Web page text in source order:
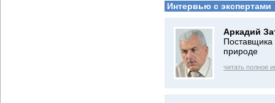
Интервью с экспертами
Аркадий
Поставщика
природе
читать полное